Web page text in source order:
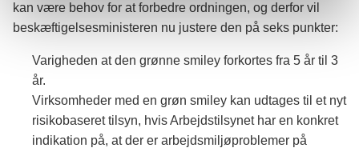
kan være behov for at forbedre ordningen, og derfor vil
beskæftigelsesministeren nu justere den på seks punkter:
Varigheden at den grønne smiley forkortes fra 5 år til 3
år.
Virksomheder med en grøn smiley kan udtages til et nyt
risikobaseret tilsyn, hvis Arbejdstilsynet har en konkret
indikation på, at der er arbejdsmiljøproblemer på